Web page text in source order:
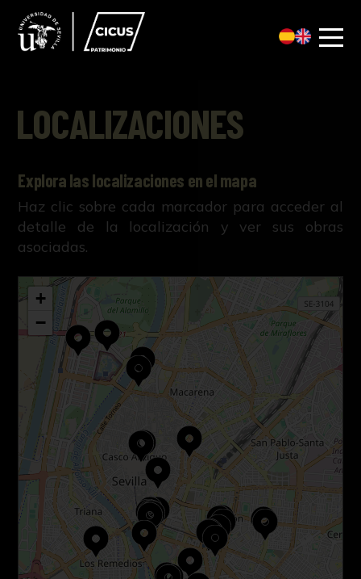
LOCALIZACIONES
Explora las localizaciones en el mapa
Haz clic sobre cada marcador para acceder al
detalle de la localización y ver sus obras
asociadas.
+
−